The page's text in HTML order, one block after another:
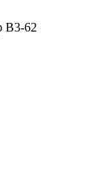
В3-62